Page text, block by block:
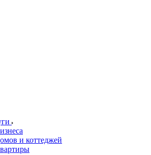
и коттеджей